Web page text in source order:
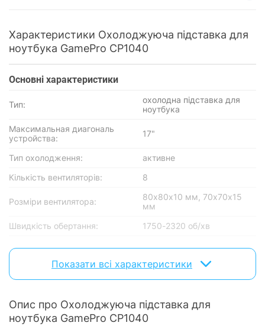
Характеристики Охолоджуюча підставка для
ноутбука GamePro CP1040
Основнi характеристики
Тип:
охолодна підставка для
ноутбука
Максимальная диагональ
устройства:
17"
Тип охолодження:
активне
Кількість вентиляторів:
8
Розміри вентилятора:
80х80х10 мм, 70х70х15
мм
Швидкість обертання:
1750-2320 об/хв
від USB
Фізичні характеристики
Показати всі характеристики
Опис про Охолоджуюча підставка для
ноутбука GamePro CP1040